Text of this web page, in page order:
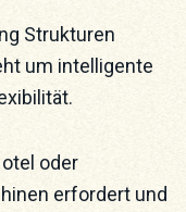
Strukturen
um intelligente
oder
erfordert und